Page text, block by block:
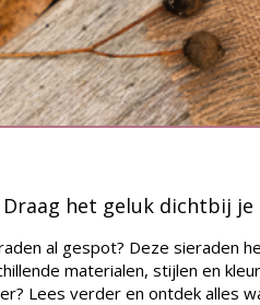
Draag het geluk dichtbij je
al gespot? Deze sieraden
materialen, stijlen en
Lees verder en ontdek alles